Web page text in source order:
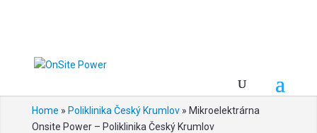
Home » Poliklinika Český Krumlov» Mikroelektrárna
Onsite Power – Poliklinika Český Krumlov